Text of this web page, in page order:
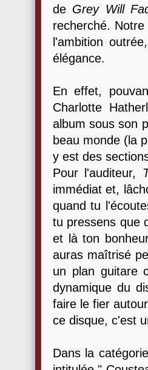
de Grey Will
recherché.
l'ambition
élégance.
En effet,
Charlotte
album sous son
beau monde (la
y est des
Pour l'auditeur,
immédiat et,
quand tu
tu pressens que
et là ton
auras maîtrisé
un plan guitare
dynamique du
faire le fier
ce disque, c'est
Dans la